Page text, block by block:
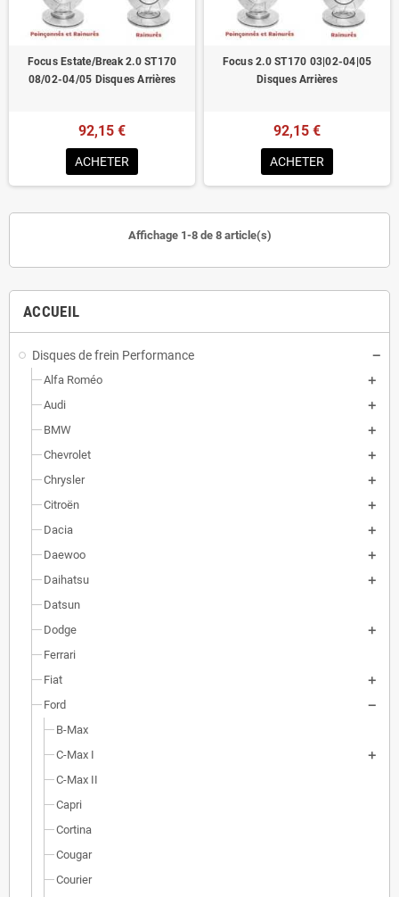
ACCUEIL
Disques de frein Performance
Alfa Roméo
Audi
BMW
Chevrolet
Chrysler
Citroën
Dacia
Daewoo
Daihatsu
Datsun
Dodge
Ferrari
Fiat
Ford
B-Max
C-Max I
C-Max II
Capri
Cortina
Cougar
Courier
Focus Estate/Break 2.0 ST170
08/02-04/05 Disques Arrières
92,15 €
ACHETER
Focus 2.0 ST170 03|02-04|05
Disques Arrières
92,15 €
ACHETER
Affichage 1-8 de 8 article(s)